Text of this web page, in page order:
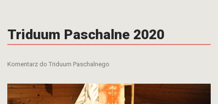
Triduum Paschalne 2020
Komentarz do Triduum Paschalnego